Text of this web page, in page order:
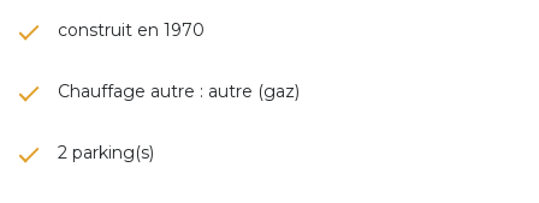
construit en 1970
Chauffage autre : autre (gaz)
2 parking(s)